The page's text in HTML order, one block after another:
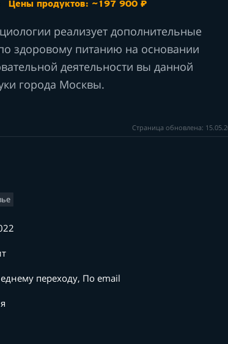
Цены продуктов: ~197 900 ₽
реализует дополнительные
здоровому питанию на основании
деятельности вы данной
города Москвы.
Страница обновлена:
переходу, По email